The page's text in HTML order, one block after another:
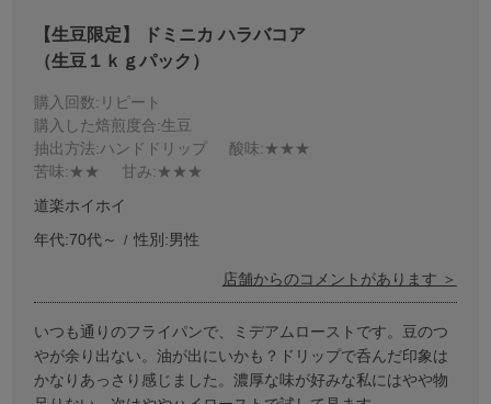
【生豆限定】 ドミニカ ハラバコア
（生豆１ｋｇパック）
購入回数:リピート
購入した焙煎度合:生豆
抽出方法:ハンドドリップ 酸味:★★★
苦味:★★ 甘み:★★★
道楽ホイホイ
年代:70代～ 性別:男性
店舗からのコメントがあります ＞
いつも通りのフライパンで、ミデアムローストです。豆のつ
やが余り出ない。油が出にいかも？ドリップで呑んだ印象は
かなりあっさり感じました。濃厚な味が好みな私にはやや物